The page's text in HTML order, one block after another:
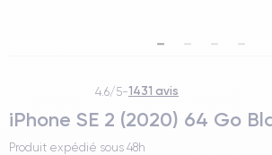
4.6/5-1431 avis
iPhone SE 2 (2020) 64 Go
Produit expédié sous 48h